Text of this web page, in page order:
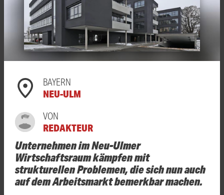
BAYERN
NEU-ULM
VON
REDAKTEUR
Unternehmen im Neu-Ulmer
Wirtschaftsraum kämpfen mit
strukturellen Problemen, die sich nun auch
auf dem Arbeitsmarkt bemerkbar machen.